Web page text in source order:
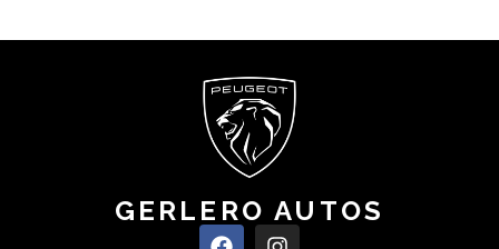
GERLERO AUTOS